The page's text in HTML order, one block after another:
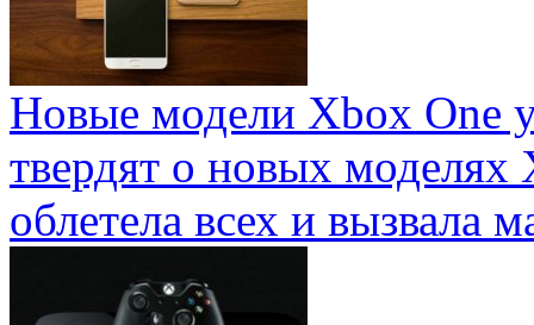
Новые модели Xbox One
твердят о новых
облетела всех и вызвала